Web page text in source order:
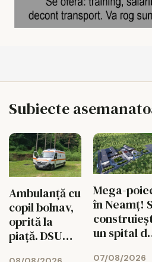
Subiecte
Ambulanță cu
copil bolnav,
oprită la
piață. DSU
Mega-
în Neamț!
un spital
07/08/2026